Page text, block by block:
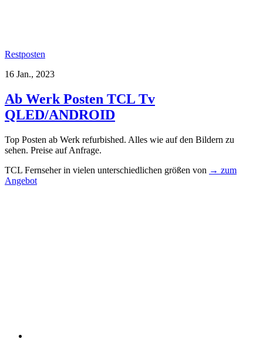
Restposten
16 Jan., 2023
Ab Werk Posten TCL Tv
QLED/ANDROID
Top Posten ab Werk refurbished. Alles wie auf den Bildern zu
sehen. Preise auf Anfrage.
TCL Fernseher in vielen unterschiedlichen größen von → zum
Angebot